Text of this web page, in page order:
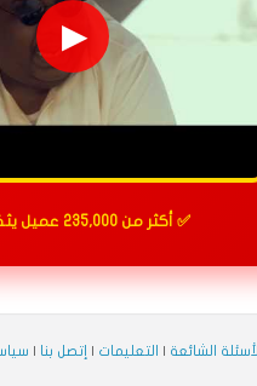
▶
✅ أكثر من 235,000 عميل يثقون بنا
الأسئلة الشائعة | التعليمات | إتصل بنا |